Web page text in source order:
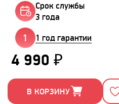
Срок службы
3 года
1 год гарантии
4 990 ₽
В КОРЗИНУ